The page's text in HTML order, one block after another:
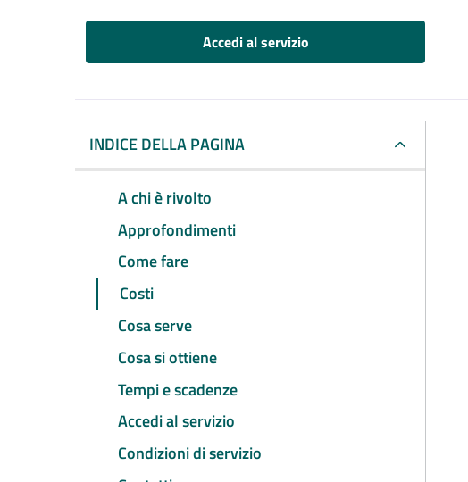
Accedi al servizio
INDICE DELLA PAGINA
A chi è rivolto
Approfondimenti
Come fare
Costi
Cosa serve
Cosa si ottiene
Tempi e scadenze
Accedi al servizio
Condizioni di servizio